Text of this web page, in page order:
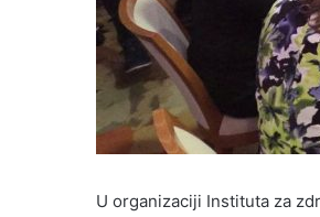
U organizaciji Instituta za